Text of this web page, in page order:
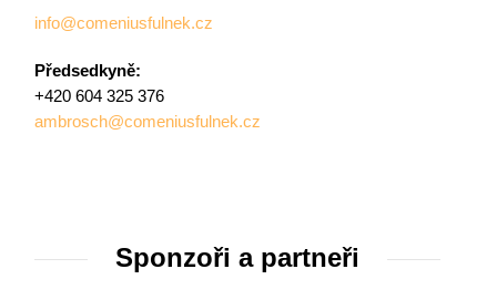
info@comeniusfulnek.cz
Předsedkyně:
+420 604 325 376
ambrosch@comeniusfulnek.cz
Sponzoři a partneři